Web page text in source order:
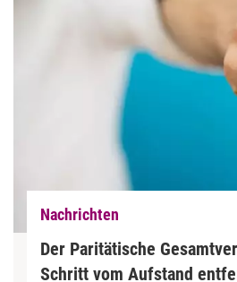
Nachrichten
Der Paritätische
Schritt vom Aufstand